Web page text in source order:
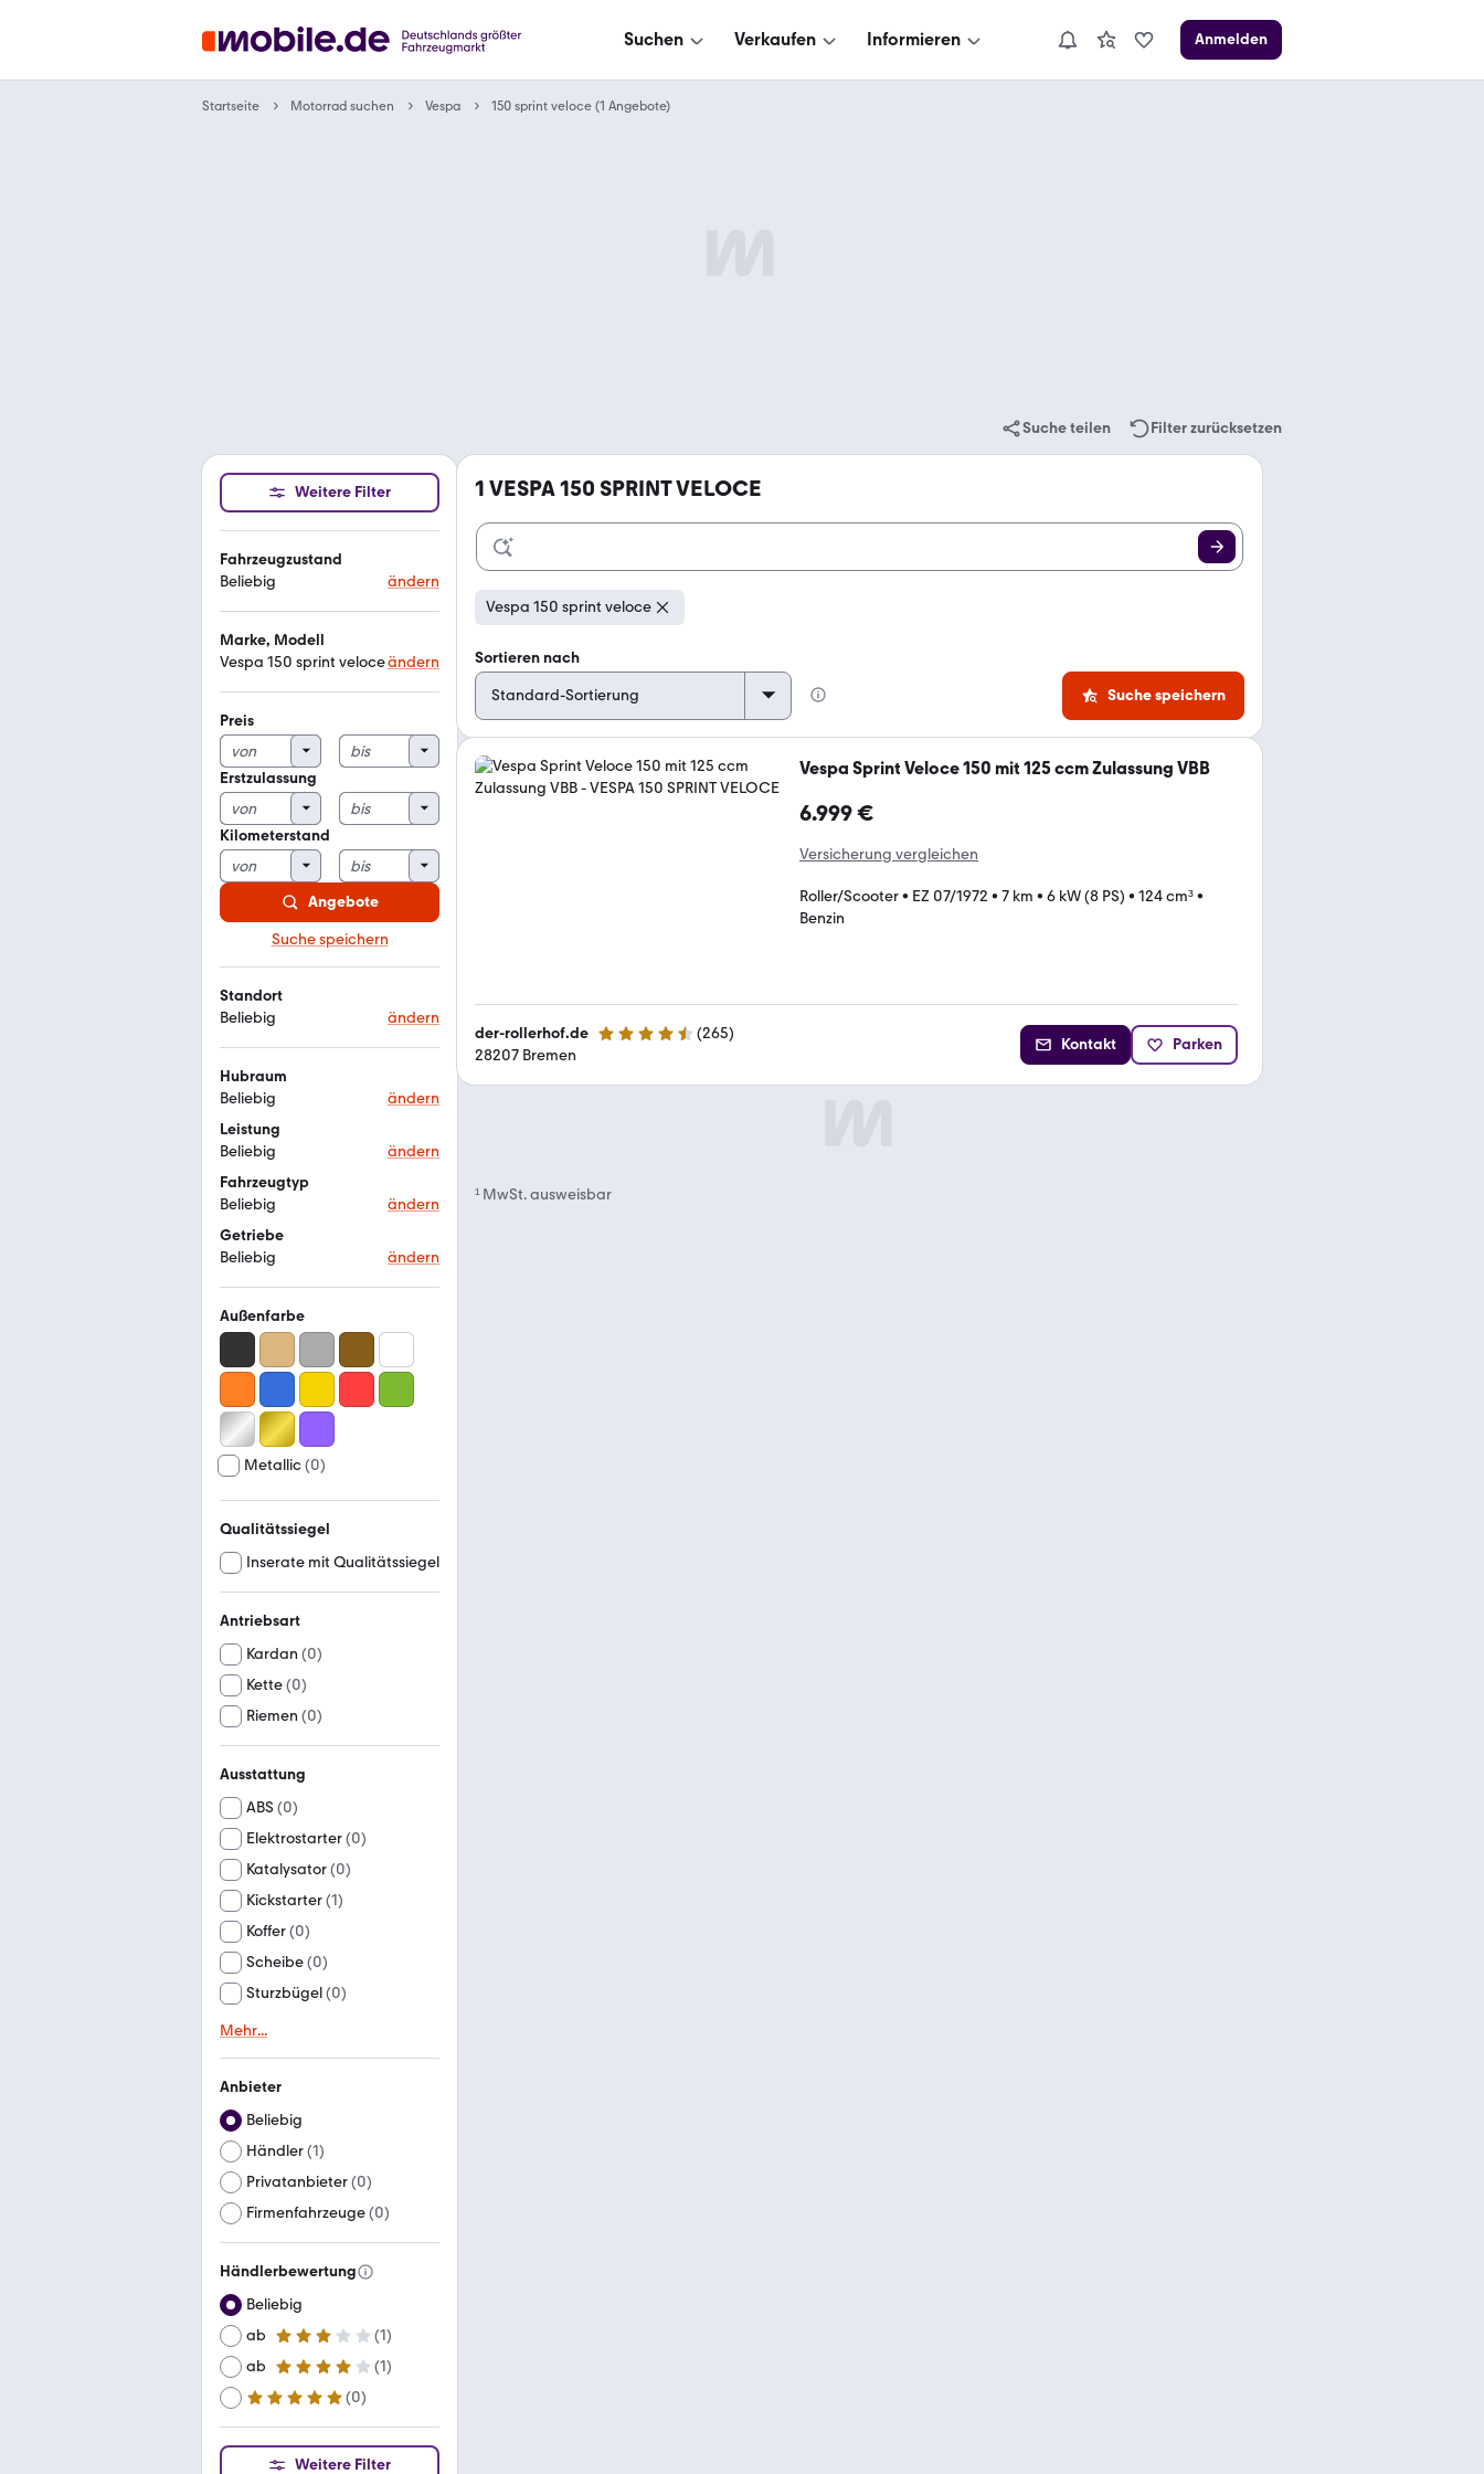
Suchen Verkaufen Informieren Anmelden
Startseite Motorrad suchen Vespa 150 sprint veloce (1 Angebote)
Suche teilen Filter zurücksetzen
Weitere Filter
Fahrzeugzustand
Beliebig
ändern
Marke, Modell
Vespa 150 sprint veloceändern
Preis
Erstzulassung
Kilometerstand
Angebote
Suche speichern
Standort
Beliebig
ändern
Hubraum
Beliebig
ändern
Leistung
Beliebig
ändern
Fahrzeugtyp
Beliebig
ändern
Getriebe
Beliebig
ändern
Außenfarbe
Metallic(0)
Qualitätssiegel
Inserate mit Qualitätssiegel
Antriebsart
Kardan (0)
Kette(0)
Riemen (0)
Ausstattung
ABS (0)
Elektrostarter(0)
Katalysator(0)
Kickstarter(1)
Koffer(0)
Scheibe(0)
Sturzbügel(0)
Mehr...
Anbieter
Beliebig
Händler(1)
Privatanbieter(0)
Firmenfahrzeuge(0)
Händlerbewertung
Beliebig
ab
3 Sterne (1)
ab
4 Sterne (1)
ab
5 Sterne (0)
Weitere Filter
1 VESPA 150 SPRINT VELOCE
Vespa 150 sprint veloce
Sortieren nach
Suche speichern
Vespa Sprint Veloce 150 mit 125 ccm Zulassung VBB
6.999 €
Versicherung vergleichen
Roller/Scooter• EZ 07/1972 • 7 km • 6 kW (8 PS) • 124 cm³•
Benzin
der-rollerhof.de 4.6 Sterne (265)
28207 Bremen
Kontakt Parken
¹MwSt. ausweisbar